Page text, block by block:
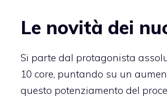
Le novità dei
Si parte dal protagonista
10 core, puntando su un
questo potenziamento del